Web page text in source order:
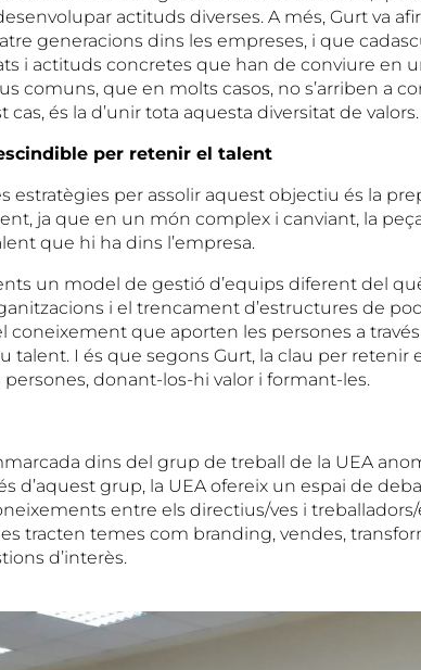
actituds diverses. A més, Gurt va
generacions dins les empreses, i que
i actituds concretes que han de conviure en
comuns, que en molts casos, no s’arriben a
és la d’unir tota aquesta diversitat de valors.
per retenir el talent
estratègies per assolir aquest objectiu és la
ja que en un món complex i canviant, la
que hi ha dins l’empresa.
un model de gestió d’equips diferent del
i el trencament d’estructures de
coneixement que aporten les persones a
talent. I és que segons Gurt, la clau per retenir
persones, donant-los-hi valor i formant-les.
dins del grup de treball de la UEA
d’aquest grup, la UEA ofereix un espai de
entre els directius/ves i treballadors/
tracten temes com branding, vendes,
d’interès.